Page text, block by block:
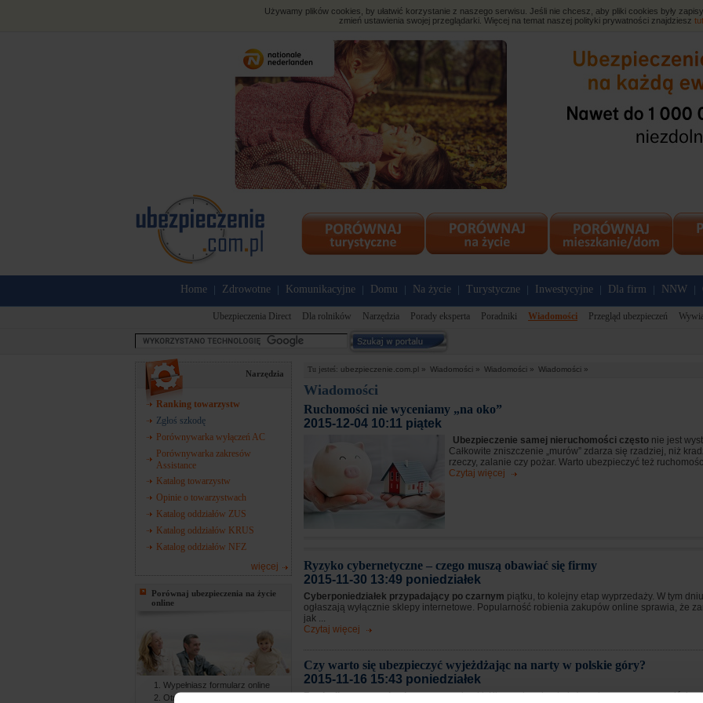
Używamy plików cookies, by ułatwić korzystanie z naszego serwisu. Jeśli nie chcesz, aby pliki cookies były
zmień ustawienia swojej przeglądarki. Więcej na temat naszej polityki prywatności znajdziesz
Home Zdrowotne Komunikacyjne Domu Na życie Turystyczne Inwestycyjne Dla firm NNW
Ubezpieczenia Direct Dla rolników Narzędzia Porady eksperta Poradniki Wiadomości Przegląd ubezpieczeń
Narzędzia
Ranking towarzystw
Zgłoś szkodę
Porównywarka wyłączeń AC
Porównywarka zakresów
Assistance
Katalog towarzystw
Opinie o towarzystwach
Katalog oddziałów ZUS
Katalog oddziałów KRUS
Katalog oddziałów NFZ
więcej
Porównaj ubezpieczenia na życie
online
Wypełniasz formularz online
Otrzymujesz gotowe oferty
Tu jesteś: ubezpieczenie.com.pl » Wiadomości » Wiadomości » Wiadomości »
Wiadomości
Ruchomości nie wyceniamy „na oko”
2015-12-04 10:11 piątek
Ubezpieczenie samej nieruchomości często nie jest
Całkowite zniszczenie „murów” zdarza się rzadziej, niż
rzeczy, zalanie czy pożar. Warto ubezpieczyć też
Czytaj więcej
Ryzyko cybernetyczne – czego muszą obawiać się firmy
2015-11-30 13:49 poniedziałek
Cyberponiedziałek przypadający po czarnym piątku, to kolejny etap wyprzedaży. W tym
ogłaszają wyłącznie sklepy internetowe. Popularność robienia zakupów online sprawia, że
jak ...
Czytaj więcej
Czy warto się ubezpieczyć wyjeżdżając na narty w polskie góry?
2015-11-16 15:43 poniedziałek
Za chwilę rozpocznie sięsezon narciarski. Kierunek wyjazdu już zaplanowany - oczywiście